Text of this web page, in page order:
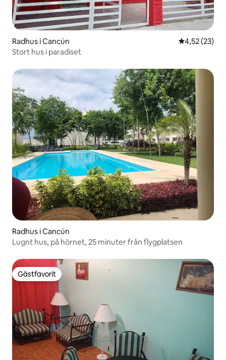
Radhus i Cancún 4,52 av 5 i
4,52 (23)
Stort hus i paradiset
Radhus i Cancún
Lugnt hus, på hörnet, 25 minuter från flygplatsen
Gästfavorit
Gästfavorit